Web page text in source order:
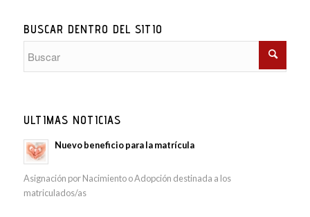
BUSCAR DENTRO DEL SITIO
ULTIMAS NOTICIAS
Nuevo beneficio para la matrícula
Asignación por Nacimiento o Adopción destinada a los
matriculados/as